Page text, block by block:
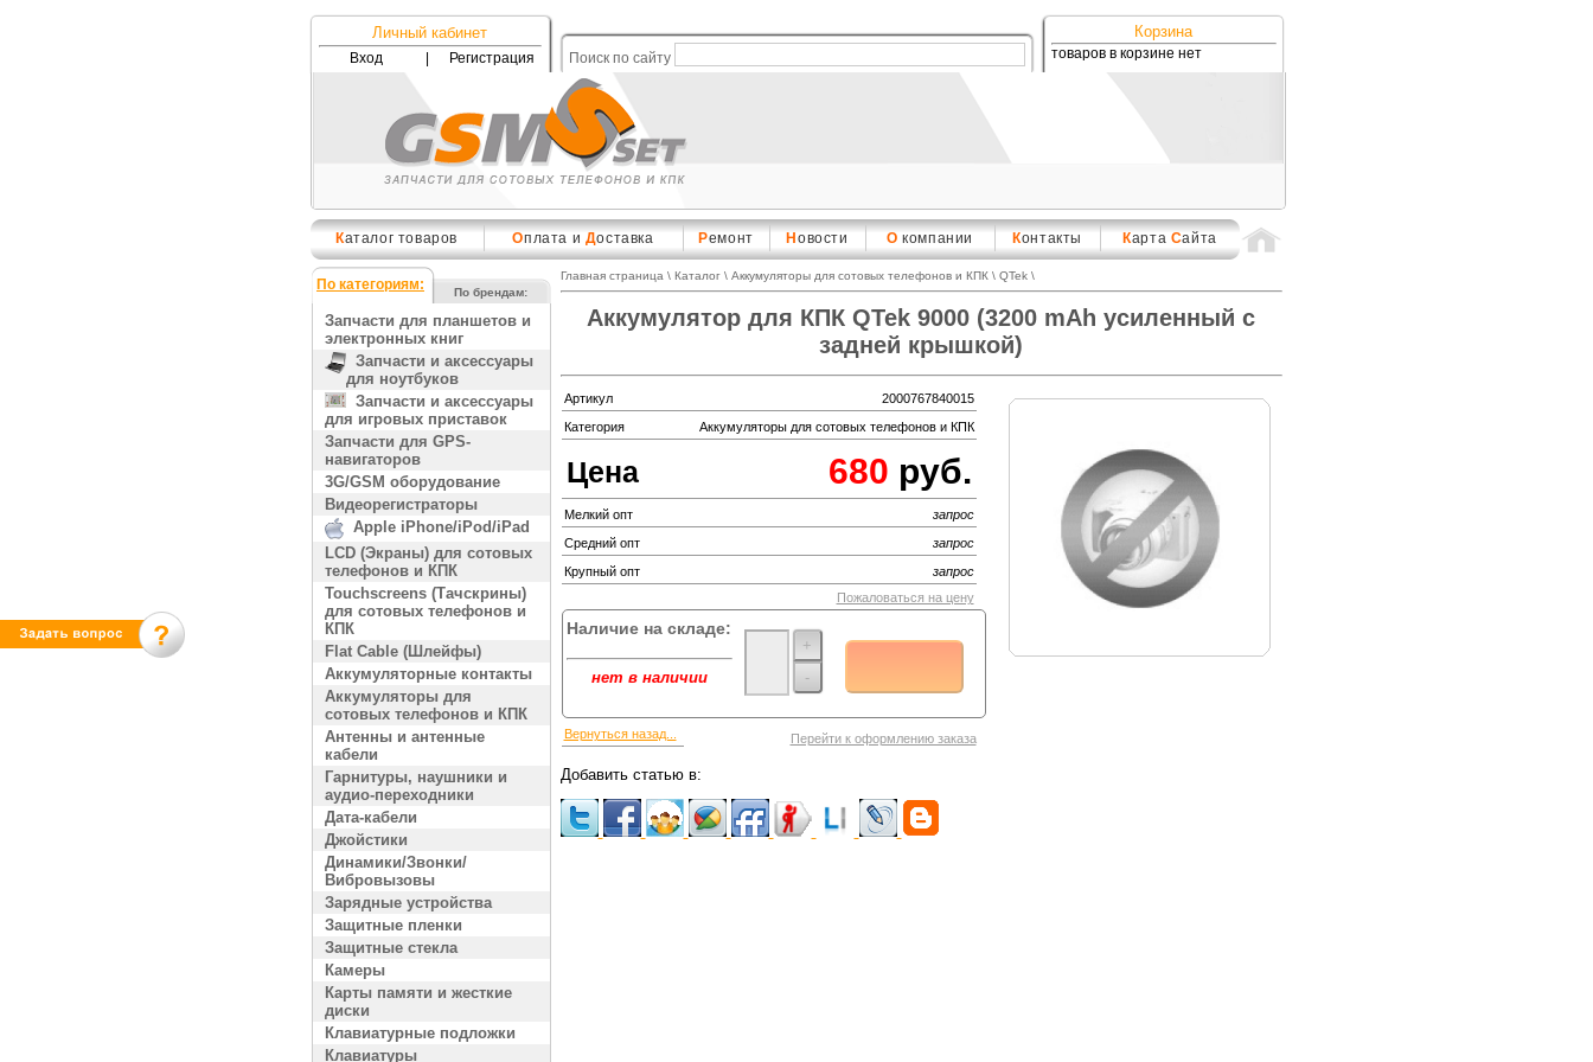
Личный кабинет
Вход Регистрация Поиск по сайту
Корзина
товаров в корзине нет
Каталог товаров Оплата и Доставка Ремонт Н овости О компании Контакты Карта Сайта
По категориям: По брендам:
Запчасти для планшетов и
электронных книг
Запчасти и аксессуары
для ноутбуков
Запчасти и аксессуары
для игровых приставок
Запчасти для GPS-
навигаторов
3G/GSM оборудование
Видеорегистраторы
Apple iPhone/iPod/iPad
LCD (Экраны) для сотовых
телефонов и КПК
Touchscreens (Тачскрины)
для сотовых телефонов и
КПК
Flat Cable (Шлейфы)
Аккумуляторные контакты
Аккумуляторы для
сотовых телефонов и КПК
Антенны и антенные
кабели
Гарнитуры, наушники и
аудио-переходники
Дата-кабели
Джойстики
Динамики/Звонки/
Вибровызовы
Зарядные устройства
Защитные пленки
Защитные стекла
Камеры
Карты памяти и жесткие
диски
Клавиатурные подложки
Клавиатуры
Главная страница \ Каталог\ Аккумуляторы для сотовых телефонов и КПК\ QTek\
Аккумулятор для КПК QTek 9000 (3200 mAh усиленный с
задней крышкой)
Артикул
2000767840015
Категория
Аккумуляторы для сотовых телефонов и КПК
Цена 680 руб.
Мелкий опт
запрос
Средний опт
запрос
Крупный опт
запрос
Пожаловаться на цену
Наличие на складе:
нет в наличии
+
-
Вернуться назад... Перейти к оформлению заказа
Добавить статью в: